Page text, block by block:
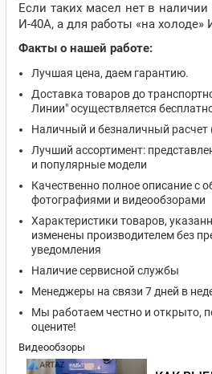
Если таких масел нет в наличии
И-40А, а для работы «на холоде»
Факты о нашей работе:
Лучшая цена, даем гарантию.
Доставка товаров до
Линии" осуществляется
Наличный и безналичный
Лучший ассортимент:
и популярные модели
Качественно полное описание с
фотографиями и видеообзорами
Характеристики товаров,
изменены производителем без
уведомления
Наличие сервисной службы
Менеджеры на связи 7 дней в
Мы работаем честно и открыто,
оцените!
Видеообзоры